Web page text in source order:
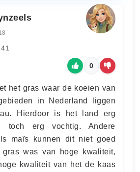
0
het gras waar de koeien van
in Nederland liggen
Hierdoor is het land erg
toch erg vochtig. Andere
maïs kunnen dit niet goed
was van hoge kwaliteit,
kwaliteit van het de kaas